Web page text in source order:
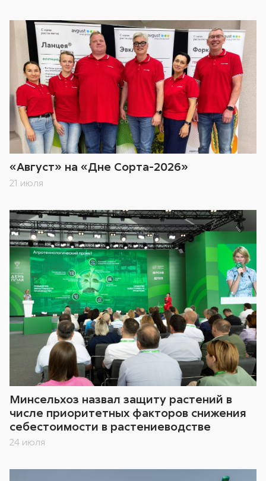
«Август» на «Дне Сорта-2026»
21 июля
Минсельхоз назвал защиту растений в
числе приоритетных факторов снижения
себестоимости в растениеводстве
24 июля